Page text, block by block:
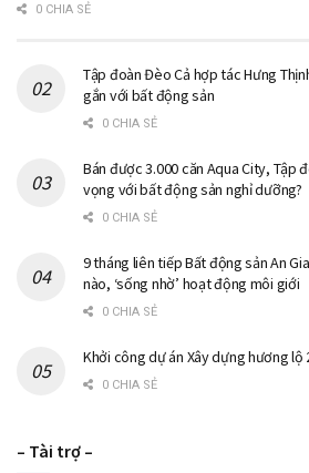
0 CHIA SẺ
Tập đoàn Đèo Cả hợp tác Hưng
gắn với bất động sản
0 CHIA SẺ
Bán được 3.000 căn Aqua City, Tập
vọng với bất động sản nghỉ dưỡng?
0 CHIA SẺ
9 tháng liên tiếp Bất động sản An
nào, ‘sống nhờ’ hoạt động môi giới
0 CHIA SẺ
Khởi công dự án Xây dựng hương lộ
0 CHIA SẺ
– Tài trợ –